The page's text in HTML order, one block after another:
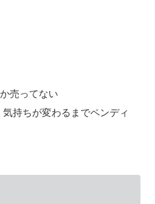
売ってない
持ちが変わるまでペンディ